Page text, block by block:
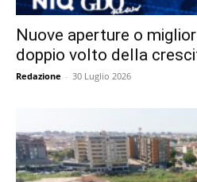
Nuove aperture o
doppio volto della
Redazione - 30 Luglio 2026